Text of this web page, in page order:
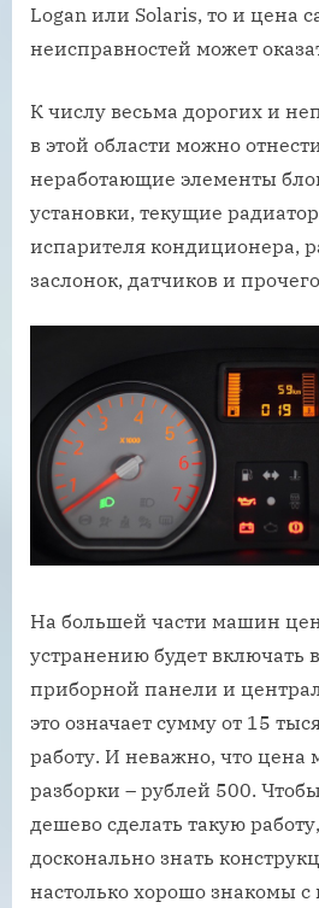
Logan или Solaris, то и цена
неисправностей может
К числу весьма дорогих и
в этой области можно
неработающие элементы
установки, текущие
испарителя кондиционера,
заслонок, датчиков и
На большей части машин
устранению будет включать
приборной панели и
это означает сумму от 15
работу. И неважно, что цена
разборки – рублей 500.
дешево сделать такую
досконально знать
настолько хорошо знакомы